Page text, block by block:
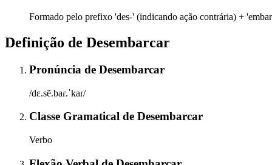
Formado pelo prefixo 'des-' (indicando ação contrária) +
Definição de Desembarcar
Pronúncia de Desembarcar
/dɛ.sẽ.baɾ.ˈkaɾ/
Classe Gramatical de Desembarcar
Verbo